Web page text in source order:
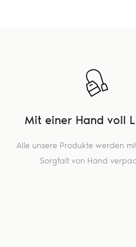
Mit einer Hand voll
Alle unsere Produkte werden
Sorgfalt von Hand